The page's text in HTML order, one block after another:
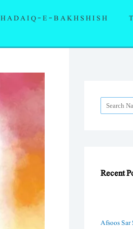
HADAIQ-E-BAKHSHISH
e
Recent
Afsoos Sar